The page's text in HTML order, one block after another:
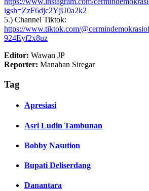
igsh=ZzF6djc2YjU0a2k2
5.) Channel Tiktok:
https://www.tiktok.com/
924Eyf2x8uz
Editor: Wawan JP
Reporter: Manahan Siregar
Tag
Apresiasi
Asri Ludin Tambunan
Bobby Nasution
Bupati Deliserdang
Danantara